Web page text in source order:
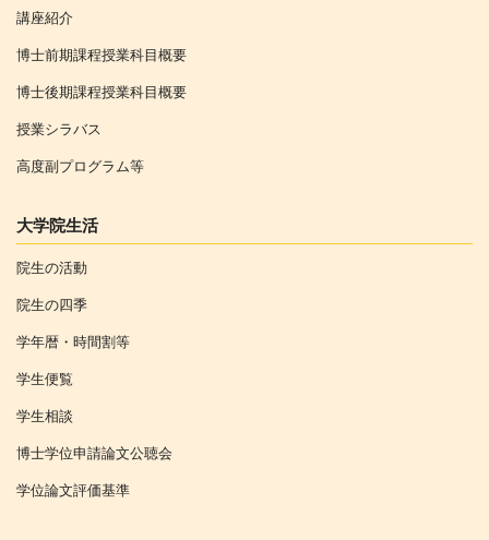
講座紹介
博士前期課程授業科目概要
博士後期課程授業科目概要
授業シラバス
高度副プログラム等
大学院生活
院生の活動
院生の四季
学年暦・時間割等
学生便覧
学生相談
博士学位申請論文公聴会
学位論文評価基準